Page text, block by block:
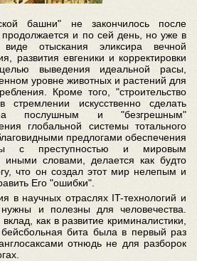
башни" не закончилось после
и по сей день, но уже в
отыскания эликсира вечной
развития евгеники и корректировки
выведения идеальной расы,
уровне животных и растений для
Кроме того, "строительство
искусственно сделать
послушным и "безгрешным"
глобальной системы тотального
предлогами обеспечения
с преступностью и мировым
иными словами, делается как будто
что он создал этот мир нелепым и
Его "ошибки".
в научных отраслях IT-технологий и
нужны и полезны для человечества.
как в развитие криминалистики,
бита была в первый раз
отнюдь не для разборок